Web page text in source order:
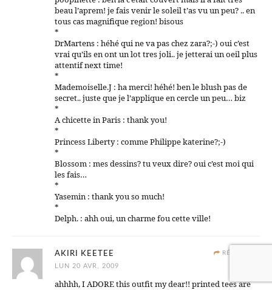
beau l’aprem! je fais venir le soleil t’as vu un peu? .. en
tous cas magnifique region! bisous
*
DrMartens : héhé qui ne va pas chez zara?;-) oui c’est
vrai qu’ils en ont un lot tres joli.. je jetterai un oeil plus
attentif next time!
*
Mademoiselle.J : ha merci! héhé! ben le blush pas de
secret.. juste que je l’applique en cercle un peu… biz
*
A chicette in Paris : thank you!
*
Princess Liberty : comme Philippe katerine?;-)
*
Blossom : mes dessins? tu veux dire? oui c’est moi qui
les fais…
*
Yasemin : thank you so much!
*
Delph. : ahh oui, un charme fou cette ville!
RÉPONDRE
AKIRI KEETEE
LUN 20 AVR, 2009
ahhhh, I ADORE this outfit my dear!! printed tees are